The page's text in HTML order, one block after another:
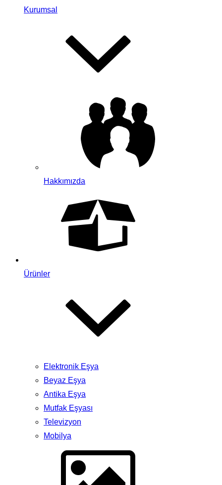
Kurumsal
Hakkımızda
Ürünler
Elektronik Eşya
Beyaz Eşya
Antika Eşya
Mutfak Eşyası
Televizyon
Mobilya